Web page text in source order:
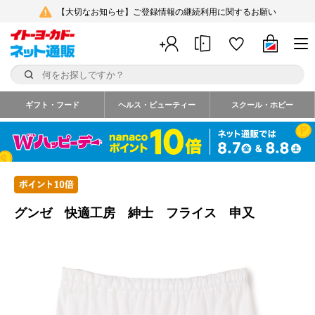
【大切なお知らせ】ご登録情報の継続利用に関するお願い
ギフト・フード ヘルス・ビューティー スクール・ホビー
グンゼ 快適工房 紳士 フライス 申又